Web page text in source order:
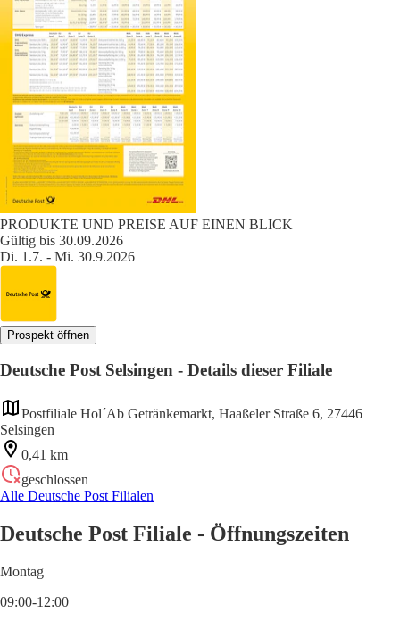
PRODUKTE UND PREISE AUF EINEN BLICK
Gültig bis 30.09.2026
Di. 1.7. - Mi. 30.9.2026
Prospekt öffnen
Deutsche Post Selsingen - Details dieser Filiale
Postfiliale Hol´Ab Getränkemarkt, Haaßeler Straße 6, 27446
Selsingen
0,41 km
geschlossen
Alle Deutsche Post Filialen
Deutsche Post Filiale - Öffnungszeiten
Montag
09:00-12:00